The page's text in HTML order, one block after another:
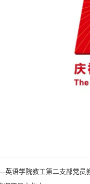
语学院教工第二支部党员